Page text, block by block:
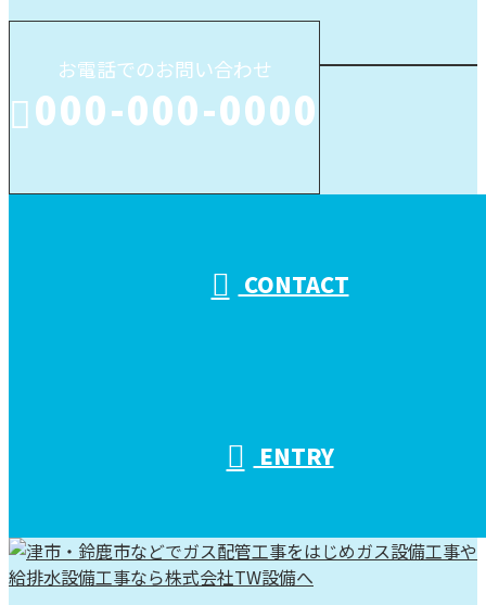
お電話でのお問い合わせ
000-000-0000
CONTACT
ENTRY